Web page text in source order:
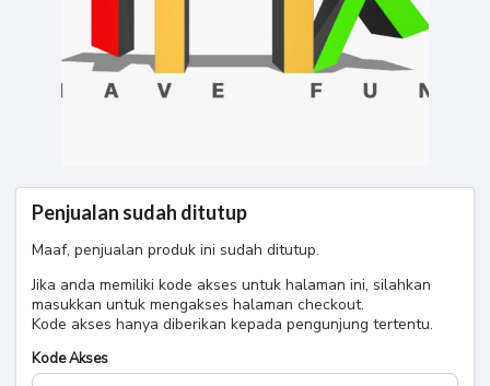
Penjualan sudah ditutup
Maaf, penjualan produk ini sudah ditutup.
Jika anda memiliki kode akses untuk halaman ini, silahkan
masukkan untuk mengakses halaman checkout.
Kode akses hanya diberikan kepada pengunjung tertentu.
Kode Akses